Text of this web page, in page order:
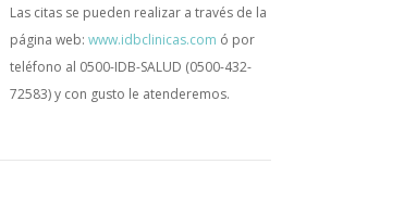
Las citas se pueden realizar através de la
página web:www.idbclinicas.com ó por
teléfono al 0500-IDB-SALUD (0500-432-
72583) y con gusto le atenderemos.